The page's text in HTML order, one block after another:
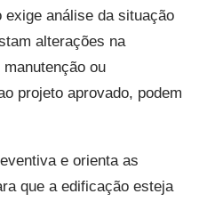
análise da situação
alterações na
ou
projeto aprovado, podem
e orienta as
que a edificação esteja